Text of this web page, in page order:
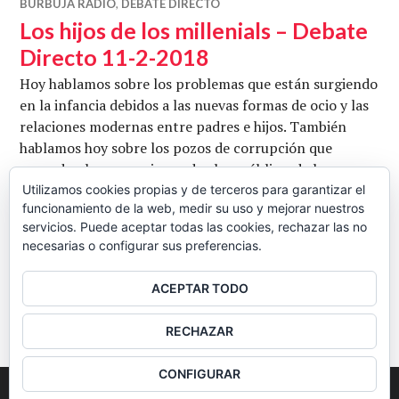
BURBUJA RADIO, DEBATE DIRECTO
Los hijos de los millenials – Debate
Directo 11-2-2018
Hoy hablamos sobre los problemas que están surgiendo
en la infancia debidos a las nuevas formas de ocio y las
relaciones modernas entre padres e hijos. También
hablamos hoy sobre los pozos de corrupción que
esconden las concesiones de obra pública, de los que
nos enteramos gracias a una nueva sentencia desde
Europa: esta semana le ha tocado a la carretera AP-6,
entre Segovia y …Seguir leyendoLos hijos de los
BARRA
LATERAL
2026 Colectivo Burbuja
Utilizamos cookies propias y de terceros para garantizar el
funcionamiento de la web, medir su uso y mejorar nuestros
servicios. Puede aceptar todas las cookies, rechazar las no
necesarias o configurar sus preferencias.
ACEPTAR TODO
RECHAZAR
CONFIGURAR